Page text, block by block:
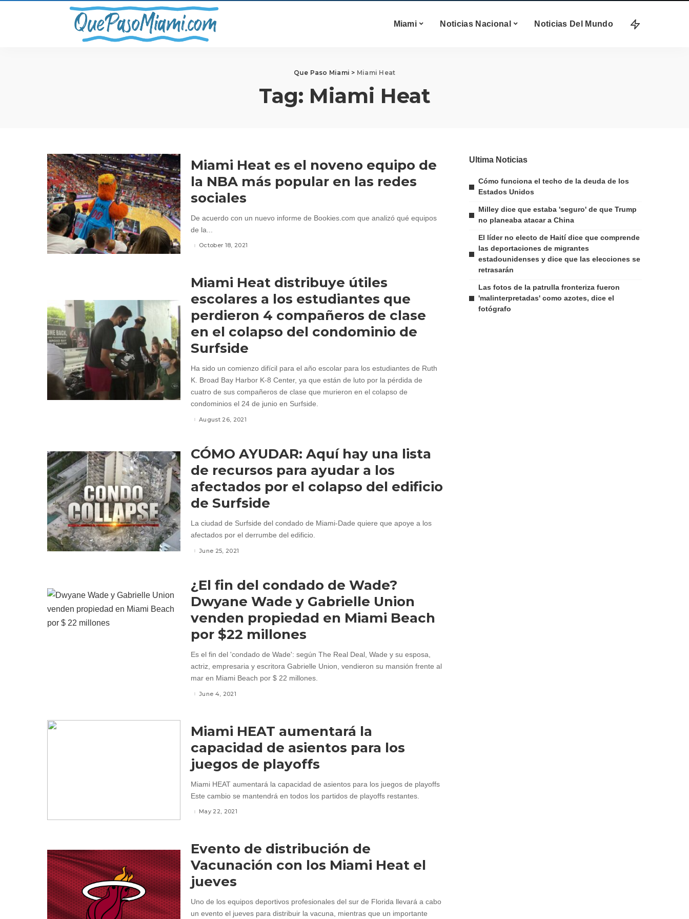
Miami Noticias Nacional Noticias Del Mundo
Que Paso Miami > Miami Heat
Tag: Miami Heat
Miami Heat es el noveno equipo de
la NBA más popular en las redes
sociales
De acuerdo con un nuevo informe de Bookies.com que analizó qué equipos
de la...
October 18, 2021
Miami Heat distribuye útiles
escolares a los estudiantes que
perdieron 4 compañeros de clase
en el colapso del condominio de
Surfside
Ha sido un comienzo difícil para el año escolar para los estudiantes de Ruth
K. Broad Bay Harbor K-8 Center, ya que están de luto por la pérdida de
cuatro de sus compañeros de clase que murieron en el colapso de
condominios el 24 de junio en Surfside.
August 26, 2021
CÓMO AYUDAR: Aquí hay una lista
de recursos para ayudar a los
afectados por el colapso del edificio
de Surfside
La ciudad de Surfside del condado de Miami-Dade quiere que apoye a los
afectados por el derrumbe del edificio.
June 25, 2021
¿El fin del condado de Wade?
Dwyane Wade y Gabrielle Union
venden propiedad en Miami Beach
por $22 millones
Es el fin del 'condado de Wade': según The Real Deal, Wade y su esposa,
actriz, empresaria y escritora Gabrielle Union, vendieron su mansión frente al
mar en Miami Beach por $ 22 millones.
June 4, 2021
Miami HEAT aumentará la
capacidad de asientos para los
juegos de playoffs
Miami HEAT aumentará la capacidad de asientos para los juegos de playoffs
Este cambio se mantendrá en todos los partidos de playoffs restantes.
May 22, 2021
Evento de distribución de
Vacunación con los Miami Heat el
jueves
Uno de los equipos deportivos profesionales del sur de Florida llevará a cabo
un evento el jueves para distribuir la vacuna, mientras que un importante
Ultima Noticias
Cómo funciona el techo de la deuda de los
Estados Unidos
Milley dice que estaba 'seguro' de que Trump
no planeaba atacar a China
El líder no electo de Haití dice que comprende
las deportaciones de migrantes
estadounidenses y dice que las elecciones se
retrasarán
Las fotos de la patrulla fronteriza fueron
'malinterpretadas' como azotes, dice el
fotógrafo